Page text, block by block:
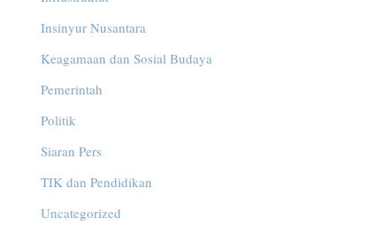
Insinyur Nusantara
Keagamaan dan Sosial Budaya
Pemerintah
Politik
Siaran Pers
TIK dan Pendidikan
Uncategorized